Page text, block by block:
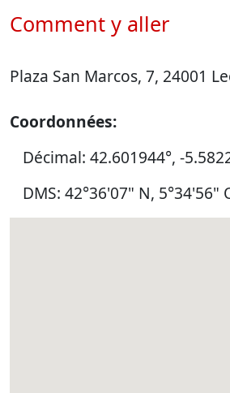
Comment y aller
Plaza San Marcos, 7, 24001
Coordonnées:
Décimal: 42.601944°, -
DMS: 42°36'07" N, 5°34'56"